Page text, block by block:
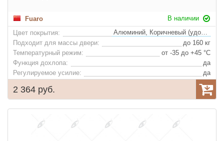
Fuaro
В наличии
Цвет покрытия:
Алюминий, Коричневый (удорожание)
Подходит для массы двери:
до 160 кг
Температурный режим:
от -35 до +45 °С
Функция дохлопа:
да
Регулируемое усилие:
да
2 364 руб.